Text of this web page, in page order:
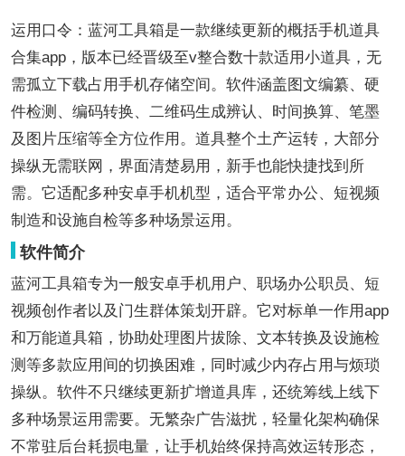
运用口令：蓝河工具箱是一款继续更新的概括手机道具
合集app，版本已经晋级至v整合数十款适用小道具，无
需孤立下载占用手机存储空间。软件涵盖图文编纂、硬
件检测、编码转换、二维码生成辨认、时间换算、笔墨
及图片压缩等全方位作用。道具整个土产运转，大部分
操纵无需联网，界面清楚易用，新手也能快捷找到所
需。它适配多种安卓手机机型，适合平常办公、短视频
制造和设施自检等多种场景运用。
软件简介
蓝河工具箱专为一般安卓手机用户、职场办公职员、短
视频创作者以及门生群体策划开辟。它对标单一作用app
和万能道具箱，协助处理图片拔除、文本转换及设施检
测等多款应用间的切换困难，同时减少内存占用与烦琐
操纵。软件不只继续更新扩增道具库，还统筹线上线下
多种场景运用需要。无繁杂广告滋扰，轻量化架构确保
不常驻后台耗损电量，让手机始终保持高效运转形态，